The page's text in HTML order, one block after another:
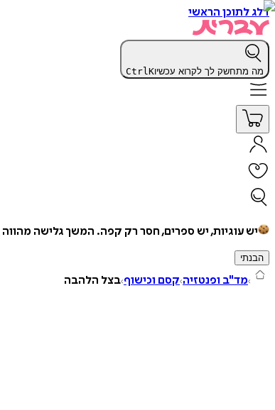
דלג לתוכן הראשי
מה מתחשק לך לקרוא עכשיו CtrlK
יש עוגיות, יש ספרים, חסר רק קפה. המשך גלישה מהווה
הבנתי
מד"ב ופנטזיה קסם וכישוף בצל הלהבה